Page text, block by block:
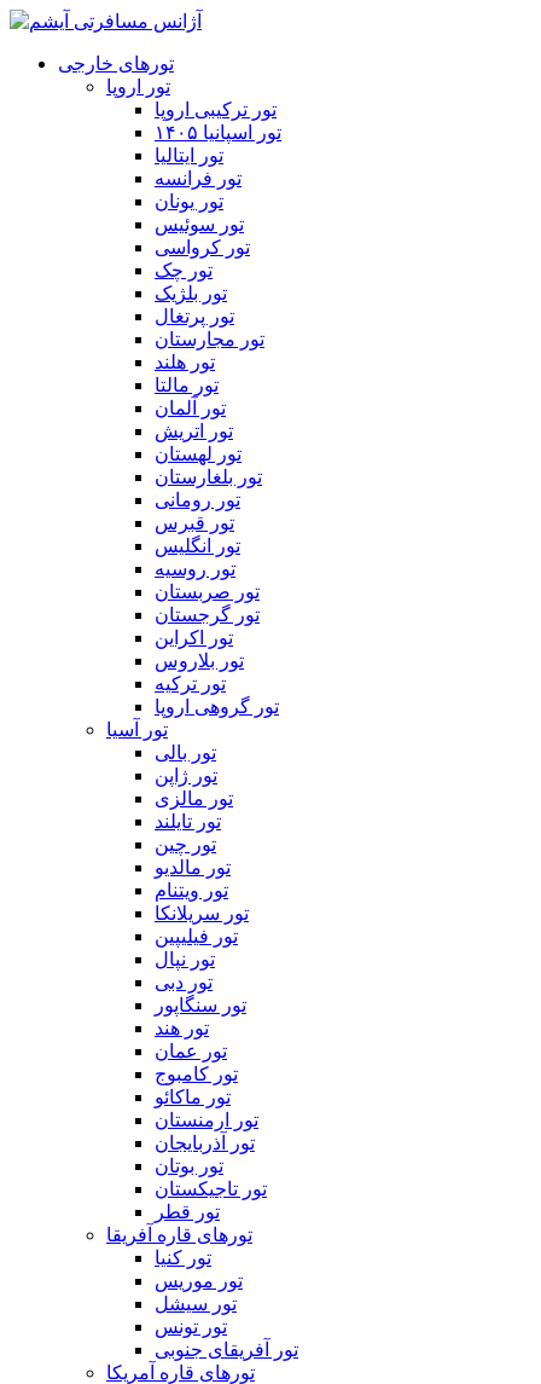
تورهای خارجی
تور اروپا
تور ترکیبی اروپا
تور اسپانیا ۱۴۰۵
تور ایتالیا
تور فرانسه
تور یونان
تور سوئیس
تور کرواسی
تور چک
تور بلژیک
تور پرتغال
تور مجارستان
تور هلند
تور مالتا
تور آلمان
تور اتریش
تور لهستان
تور بلغارستان
تور رومانی
تور قبرس
تور انگلیس
تور روسیه
تور صربستان
تور گرجستان
تور اکراین
تور بلاروس
تور ترکیه
تور گروهی اروپا
تور آسیا
تور بالی
تور ژاپن
تور مالزی
تور تایلند
تور چین
تور مالدیو
تور ویتنام
تور سریلانکا
تور فیلیپین
تور نپال
تور دبی
تور سنگاپور
تور هند
تور عمان
تور کامبوج
تور ماکائو
تور ارمنستان
تور آذربایجان
تور بوتان
تور تاجیکستان
تور قطر
تورهای قاره آفریقا
تور کنیا
تور موریس
تور سیشل
تور تونس
تور آفریقای جنوبی
تورهای قاره آمریکا